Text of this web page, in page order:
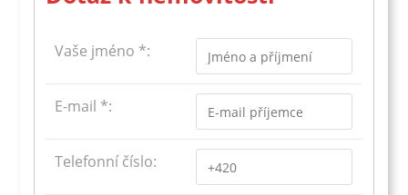
Vaše jméno *:
E-mail *:
Telefonní číslo: